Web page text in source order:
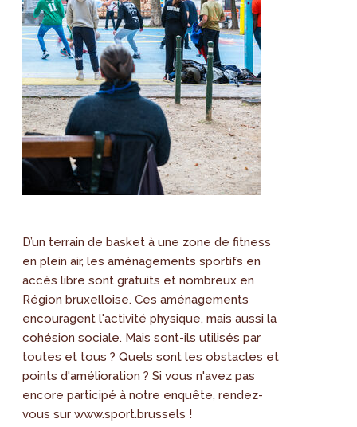
D’un terrain de basket à une zone de fitness
en plein air, les aménagements sportifs en
accès libre sont gratuits et nombreux en
Région bruxelloise. Ces aménagements
encouragent l'activité physique, mais aussi la
cohésion sociale. Mais sont-ils utilisés par
toutes et tous ? Quels sont les obstacles et
points d'amélioration ? Si vous n'avez pas
encore participé à notre enquête, rendez-
vous sur www.sport.brussels !